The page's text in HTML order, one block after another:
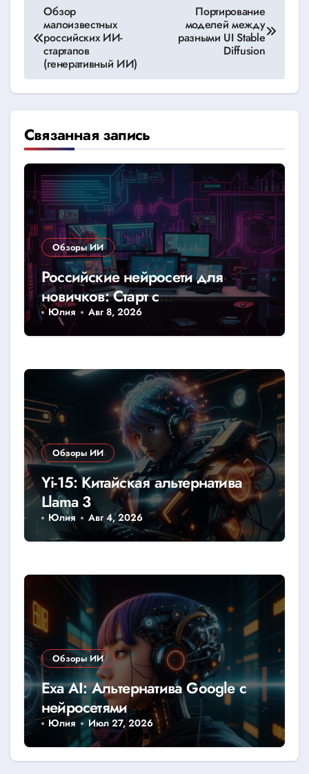
Навигация
по
записям
Обзор
малоизвестных
российских ИИ-
стартапов
(генеративный ИИ)
Портирование
моделей между
разными UI Stable
Diffusion
Связанная запись
Обзоры ИИ
Российские нейросети для
новичков: Старт с
YandexGPT/GigaChat
Юлия Авг 8, 2026
Обзоры ИИ
Yi-15: Китайская альтернатива
Llama 3
Юлия Авг 4, 2026
Обзоры ИИ
Exa AI: Альтернатива Google с
нейросетями
Юлия Июл 27, 2026